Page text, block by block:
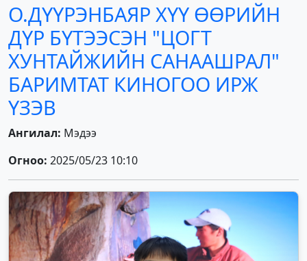
О.ДҮҮРЭНБАЯР ХҮҮ ӨӨРИЙН
ДҮР БҮТЭЭСЭН "ЦОГТ
ХУНТАЙЖИЙН САНААШРАЛ"
БАРИМТАТ КИНОГОО ИРЖ
ҮЗЭВ
Ангилал: Мэдээ
Огноо: 2025/05/23 10:10